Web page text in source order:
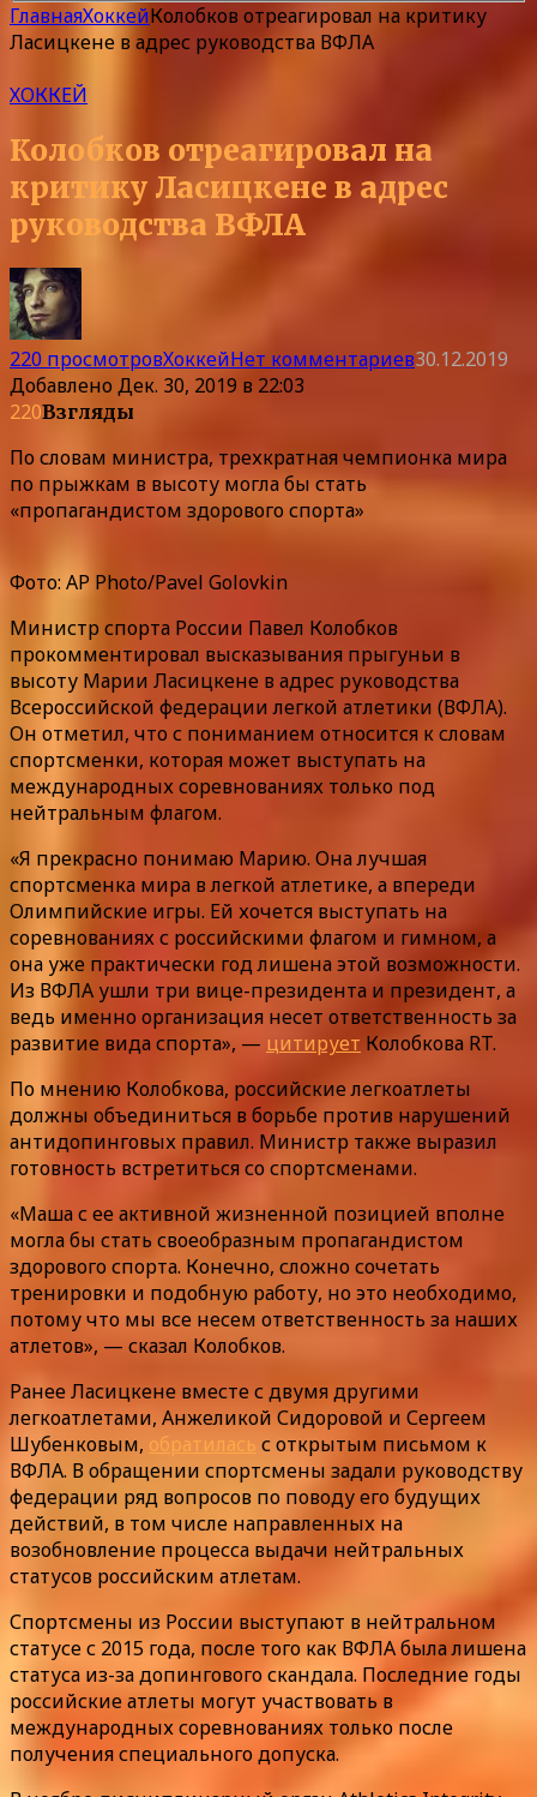
ГлавнаяХоккейКолобков отреагировал на критику
Ласицкене в адрес руководства ВФЛА
ХОККЕЙ
Колобков отреагировал на
критику Ласицкене в адрес
руководства ВФЛА
220 просмотровХоккейНет комментариев30.12.2019
Добавлено Дек. 30, 2019 в 22:03
220Взгляды
По словам министра, трехкратная чемпионка мира
по прыжкам в высоту могла бы стать
«пропагандистом здорового спорта»
Фото: AP Photo/Pavel Golovkin
Министр спорта России Павел Колобков
прокомментировал высказывания прыгуньи в
высоту Марии Ласицкене в адрес руководства
Всероссийской федерации легкой атлетики (ВФЛА).
Он отметил, что с пониманием относится к словам
спортсменки, которая может выступать на
международных соревнованиях только под
нейтральным флагом.
«Я прекрасно понимаю Марию. Она лучшая
спортсменка мира в легкой атлетике, а впереди
Олимпийские игры. Ей хочется выступать на
соревнованиях с российскими флагом и гимном, а
она уже практически год лишена этой возможности.
Из ВФЛА ушли три вице-президента и президент, а
ведь именно организация несет ответственность за
развитие вида спорта», — цитирует Колобкова RT.
По мнению Колобкова, российские легкоатлеты
должны объединиться в борьбе против нарушений
антидопинговых правил. Министр также выразил
готовность встретиться со спортсменами.
«Маша с ее активной жизненной позицией вполне
могла бы стать своеобразным пропагандистом
здорового спорта. Конечно, сложно сочетать
тренировки и подобную работу, но это необходимо,
потому что мы все несем ответственность за наших
атлетов», — сказал Колобков.
Ранее Ласицкене вместе с двумя другими
легкоатлетами, Анжеликой Сидоровой и Сергеем
Шубенковым, обратилась с открытым письмом к
ВФЛА. В обращении спортсмены задали руководству
федерации ряд вопросов по поводу его будущих
действий, в том числе направленных на
возобновление процесса выдачи нейтральных
статусов российским атлетам.
Спортсмены из России выступают в нейтральном
статусе с 2015 года, после того как ВФЛА была лишена
статуса из-за допингового скандала. Последние годы
российские атлеты могут участвовать в
международных соревнованиях только после
получения специального допуска.